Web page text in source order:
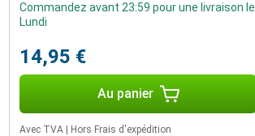
Commandez avant 23:59 pour une livraison le
Lundi
14,95 €
Au panier
Avec TVA Hors Frais d'expédition